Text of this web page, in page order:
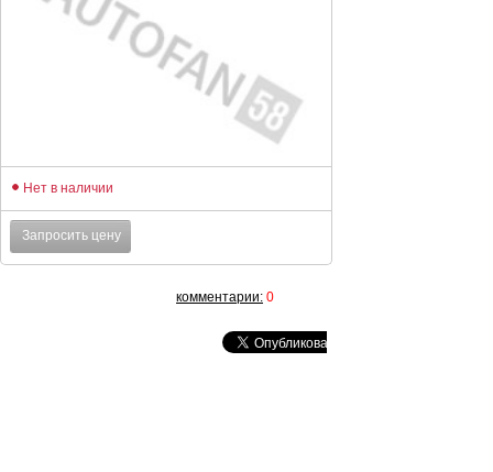
Нет в наличии
Запросить цену
комментарии: 0